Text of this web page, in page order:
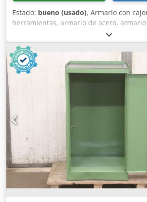
Estado: bueno (usado), Armario con
herramientas, armario de acero,
Chedpfxsb A H Dwj Al Tea -Ancho: 550
660 mm -Altura: 970 mm -Dimensiones
cajones: 440 x 590 mm -Altura de los
180 mm -Peso: 80 kg